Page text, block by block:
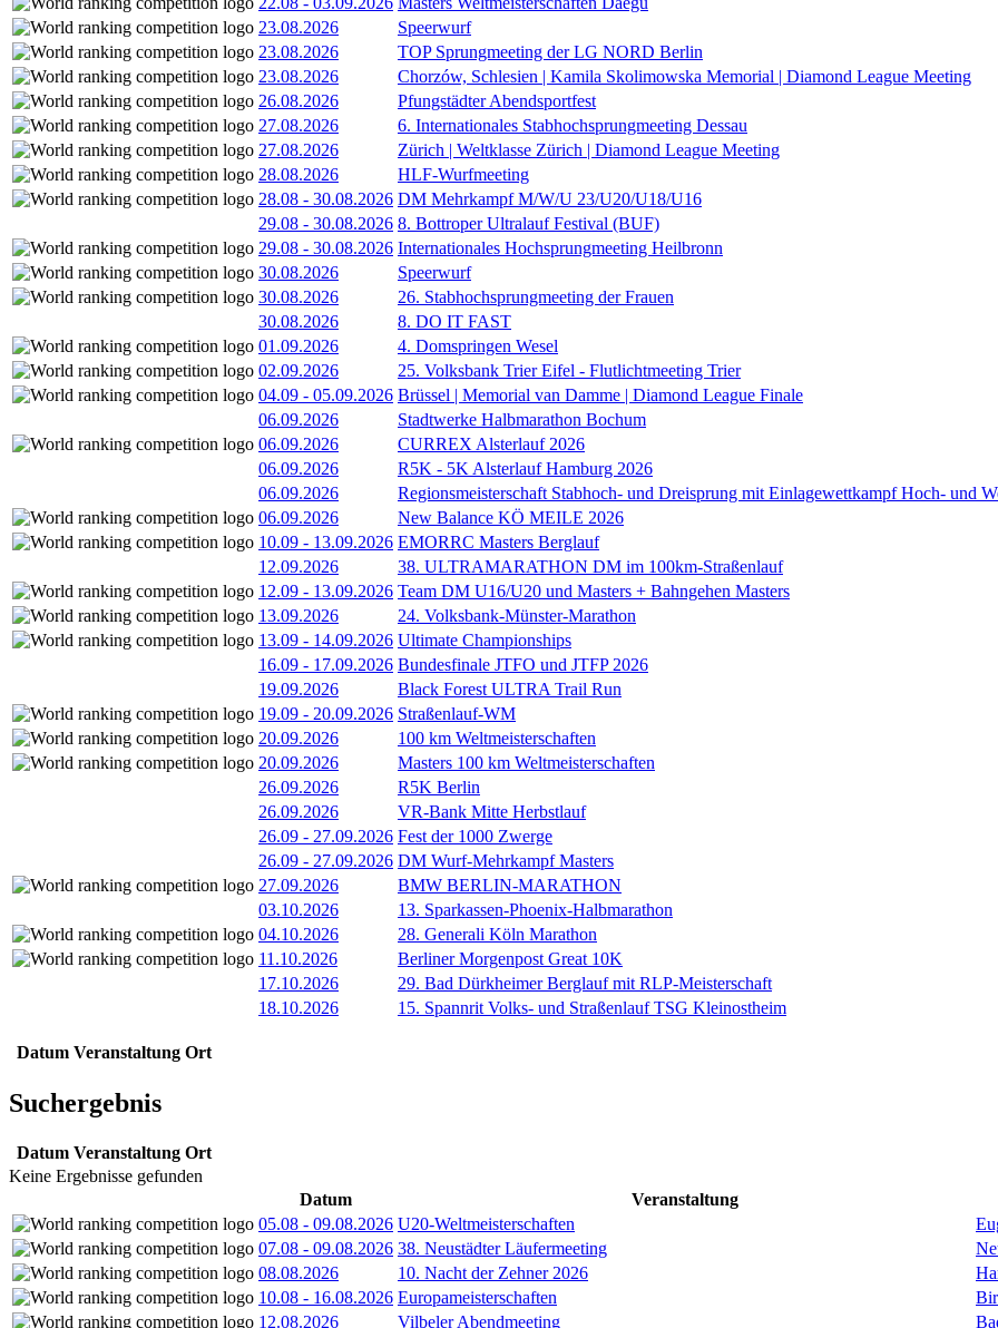
23.08.2026
Speerwurf
23.08.2026
TOP Sprungmeeting der LG NORD Berlin
23.08.2026
Chorzów, Schlesien | Kamila Skolimowska Memorial | Diamond League Meeting
26.08.2026
Pfungstädter Abendsportfest
27.08.2026
6. Internationales Stabhochsprungmeeting Dessau
27.08.2026
Zürich | Weltklasse Zürich | Diamond League Meeting
28.08.2026
HLF-Wurfmeeting
28.08 - 30.08.2026 DM Mehrkampf M/W/U 23/U20/U18/U16
29.08 - 30.08.2026 8. Bottroper Ultralauf Festival (BUF)
29.08 - 30.08.2026 Internationales Hochsprungmeeting Heilbronn
30.08.2026
Speerwurf
30.08.2026
26. Stabhochsprungmeeting der Frauen
30.08.2026
8. DO IT FAST
01.09.2026
4. Domspringen Wesel
02.09.2026
25. Volksbank Trier Eifel - Flutlichtmeeting Trier
04.09 - 05.09.2026 Brüssel | Memorial van Damme | Diamond League Finale
06.09.2026
Stadtwerke Halbmarathon Bochum
06.09.2026
CURREX Alsterlauf 2026
06.09.2026
R5K - 5K Alsterlauf Hamburg 2026
06.09.2026
Regionsmeisterschaft Stabhoch- und Dreisprung mit Einlagewettkampf Hoch- und
06.09.2026
New Balance KÖ MEILE 2026
10.09 - 13.09.2026 EMORRC Masters Berglauf
12.09.2026
38. ULTRAMARATHON DM im 100km-Straßenlauf
12.09 - 13.09.2026 Team DM U16/U20 und Masters + Bahngehen Masters
13.09.2026
24. Volksbank-Münster-Marathon
13.09 - 14.09.2026 Ultimate Championships
16.09 - 17.09.2026 Bundesfinale JTFO und JTFP 2026
19.09.2026
Black Forest ULTRA Trail Run
19.09 - 20.09.2026 Straßenlauf-WM
20.09.2026
100 km Weltmeisterschaften
20.09.2026
Masters 100 km Weltmeisterschaften
26.09.2026
R5K Berlin
26.09.2026
VR-Bank Mitte Herbstlauf
26.09 - 27.09.2026 Fest der 1000 Zwerge
26.09 - 27.09.2026 DM Wurf-Mehrkampf Masters
27.09.2026
BMW BERLIN-MARATHON
03.10.2026
13. Sparkassen-Phoenix-Halbmarathon
04.10.2026
28. Generali Köln Marathon
11.10.2026
Berliner Morgenpost Great 10K
17.10.2026
29. Bad Dürkheimer Berglauf mit RLP-Meisterschaft
18.10.2026
15. Spannrit Volks- und Straßenlauf TSG Kleinostheim
Datum Veranstaltung Ort
Suchergebnis
Datum Veranstaltung Ort
Keine Ergebnisse gefunden
Datum
Veranstaltung
05.08 - 09.08.2026 U20-Weltmeisterschaften
07.08 - 09.08.2026 38. Neustädter Läufermeeting
08.08.2026
10. Nacht der Zehner 2026
10.08 - 16.08.2026 Europameisterschaften
12.08.2026
Vilbeler Abendmeeting